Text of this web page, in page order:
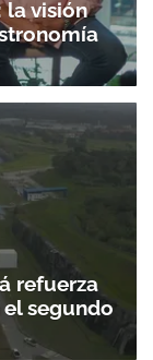
la visión
refuerza
segundo